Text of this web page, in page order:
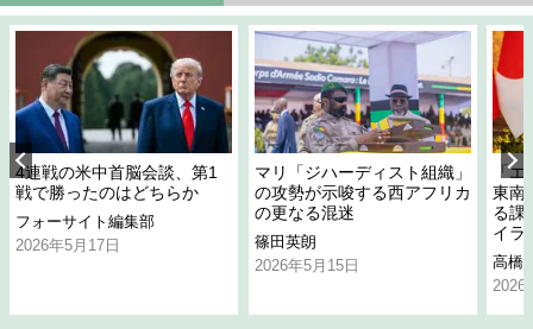
4連戦の米中首脳会談、第1
戦で勝ったのはどちらか
フォーサイト編集部
2026年5月17日
マリ「ジハーディスト組織」
の攻勢が示唆する西アフリカ
の更なる混迷
篠田英朗
2026年5月15日
「
東南
る課
イラ
高橋
2026